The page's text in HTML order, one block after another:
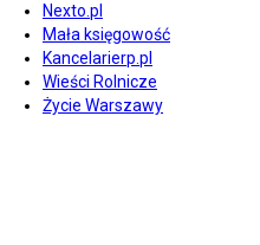
Nexto.pl
Mała księgowość
Kancelarierp.pl
Wieści Rolnicze
Życie Warszawy